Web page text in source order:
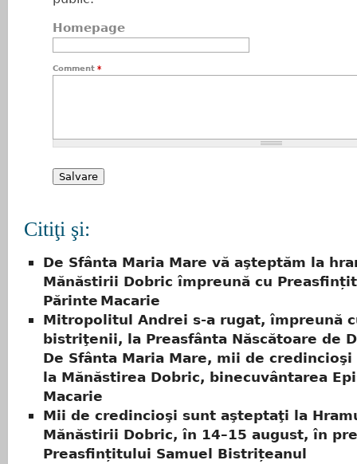
Homepage
Comment *
Citiţi şi:
De Sfânta Maria Mare vă aşteptăm la
Mănăstirii Dobric împreună cu
Părinte Macarie
Mitropolitul Andrei s-a rugat, împreună
bistriţenii, la Preasfânta Născătoare de
De Sfânta Maria Mare, mii de
la Mănăstirea Dobric, binecuvântarea
Macarie
Mii de credincioşi sunt aşteptaţi la
Mănăstirii Dobric, în 14–15 august, în
Preasfințitului Samuel Bistrițeanul